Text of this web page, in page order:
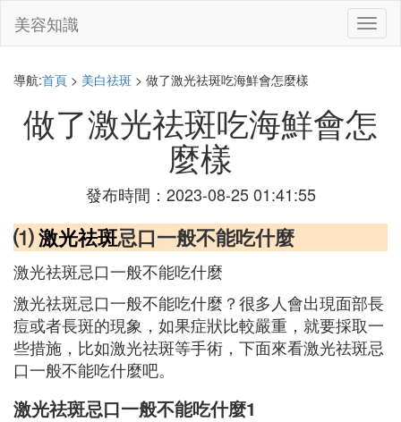
切
換
美容知識
導航:首頁 > 美白祛斑 > 做了激光祛斑吃海鮮會怎麼樣
做了激光祛斑吃海鮮會怎
麼樣
發布時間：2023-08-25 01:41:55
⑴激光祛斑忌口一般不能吃什麼
激光祛斑忌口一般不能吃什麼
激光祛斑忌口一般不能吃什麼？很多人會出現面部長
痘或者長斑的現象，如果症狀比較嚴重，就要採取一
些措施，比如激光祛斑等手術，下面來看激光祛斑忌
口一般不能吃什麼吧。
激光祛斑忌口一般不能吃什麼1